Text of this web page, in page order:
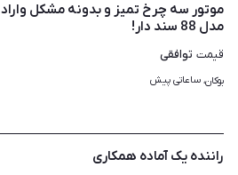
موتور سه چرخ تمیز و بدونه مشکل واراد
مدل 88 سند دار!
قیمت توافقی
بوکان، ساعاتی پیش
راننده یک آماده همکاری